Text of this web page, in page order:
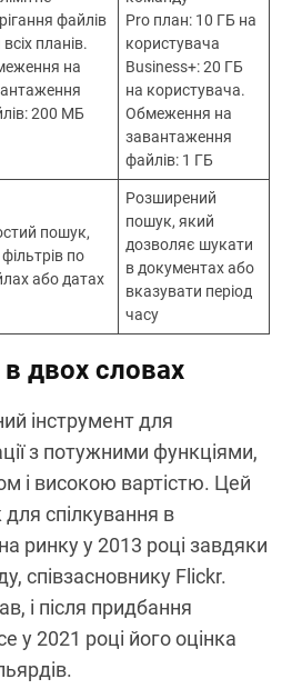
файлів
планів.
на
200 МБ
Pro план: 10 ГБ на
користувача
Business+: 20 ГБ
на користувача.
Обмеження на
завантаження
файлів: 1 ГБ
пошук,
по
або датах
Розширений
пошук, який
дозволяє шукати
в документах або
вказувати період
часу
двох словах
інструмент для
з потужними функціями,
і високою вартістю. Цей
спілкування в
ринку у 2013 році завдяки
співзасновнику Flickr.
і після придбання
у 2021 році його оцінка